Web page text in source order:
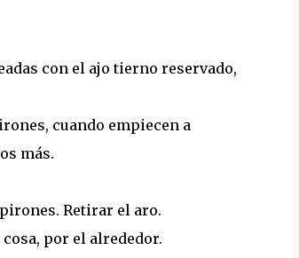
con el ajo tierno reservado,
cuando empiecen a
más.
Retirar el aro.
por el alrededor.